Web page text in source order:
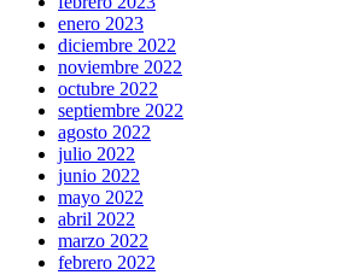
enero 2023
diciembre 2022
noviembre 2022
octubre 2022
septiembre 2022
agosto 2022
julio 2022
junio 2022
mayo 2022
abril 2022
marzo 2022
febrero 2022